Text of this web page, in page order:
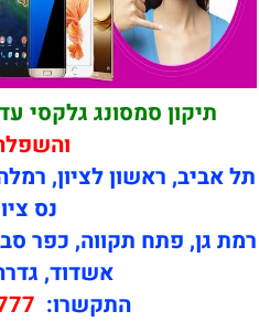
תיקון סמסונג גלקסי
תל אביב, ראשון לציון,
נס
רמת גן, פתח תקווה, כפר
אשדוד,
התקשרו: